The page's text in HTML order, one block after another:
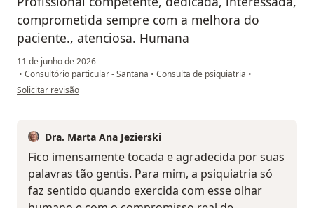
comprometida sempre com a melhora do
paciente., atenciosa. Humana
11 de junho de 2026
• Consultório particular - Santana • Consulta de psiquiatria •
na opinião do utilizador ACVALLE
Solicitar revisão
Dra. Marta Ana Jezierski
Fico imensamente tocada e agradecida por suas
palavras tão gentis. Para mim, a psiquiatria só
faz sentido quando exercida com esse olhar